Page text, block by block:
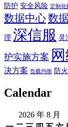
防护 安全风险 定制化
数据中心数
理 深信服 灵
护实施方案
决方案 负载均衡 防
Calendar
2026 年 8 月